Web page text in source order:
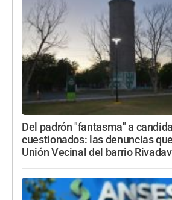
Del padrón "fantasma" a
cuestionados: las denuncias
Unión Vecinal del barrio